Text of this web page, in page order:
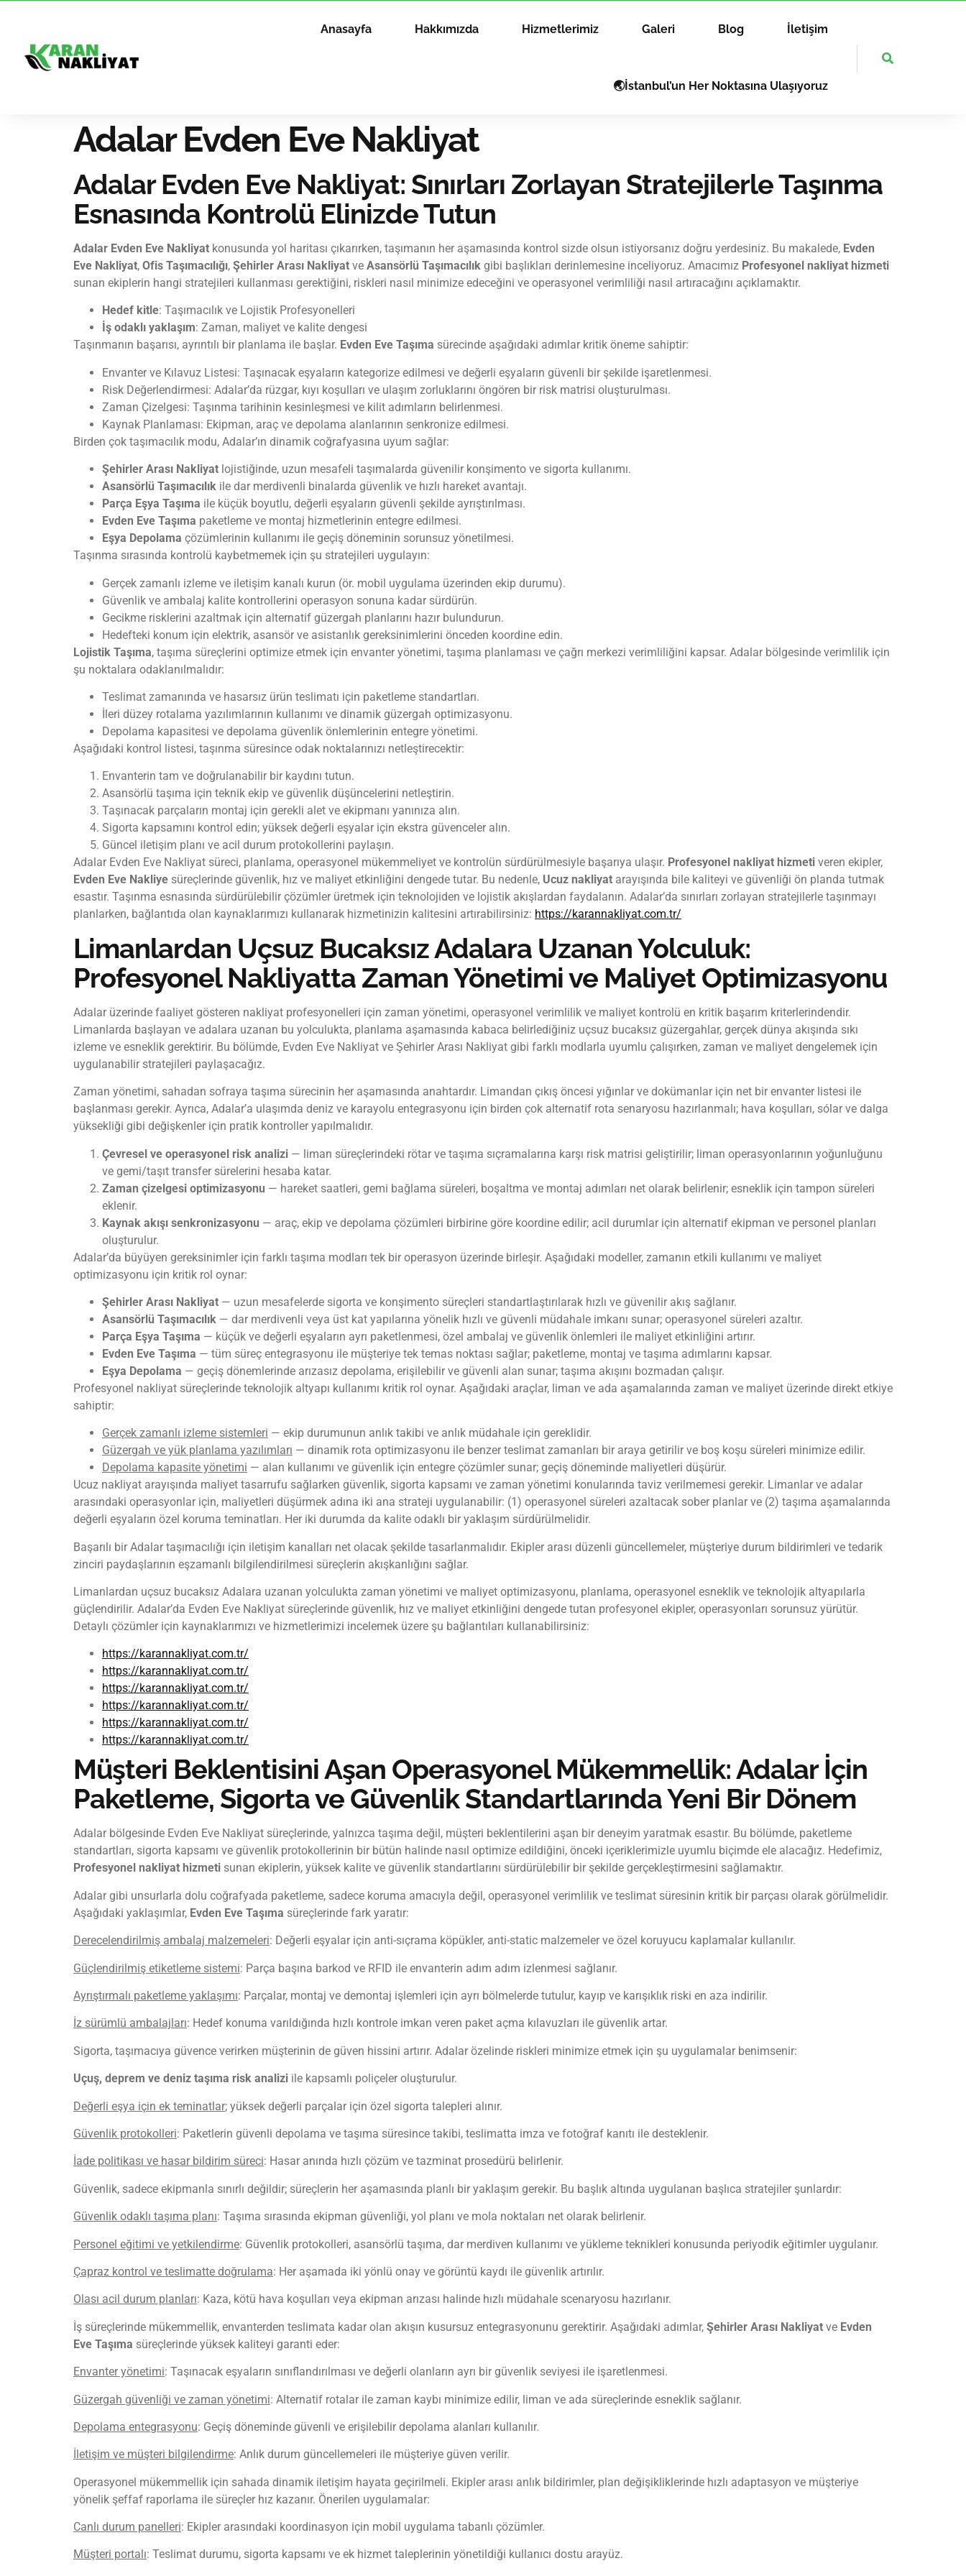
Anasayfa Hakkımızda Hizmetlerimiz Galeri Blog İletişim
🌏İstanbul’un Her Noktasına Ulaşıyoruz
Adalar Evden Eve Nakliyat
Adalar Evden Eve Nakliyat: Sınırları Zorlayan Stratejilerle Taşınma
Esnasında Kontrolü Elinizde Tutun
Adalar Evden Eve Nakliyat konusunda yol haritası çıkarırken, taşımanın her aşamasında kontrol sizde olsun istiyorsanız doğru yerdesiniz. Bu makalede, Evden
Eve Nakliyat, Ofis Taşımacılığı, Şehirler Arası Nakliyat ve Asansörlü Taşımacılık gibi başlıkları derinlemesine inceliyoruz. Amacımız Profesyonel nakliyat hizmeti
sunan ekiplerin hangi stratejileri kullanması gerektiğini, riskleri nasıl minimize edeceğini ve operasyonel verimliliği nasıl artıracağını açıklamaktır.
Hedef kitle: Taşımacılık ve Lojistik Profesyonelleri
İş odaklı yaklaşım: Zaman, maliyet ve kalite dengesi
Taşınmanın başarısı, ayrıntılı bir planlama ile başlar. Evden Eve Taşıma sürecinde aşağıdaki adımlar kritik öneme sahiptir:
Envanter ve Kılavuz Listesi: Taşınacak eşyaların kategorize edilmesi ve değerli eşyaların güvenli bir şekilde işaretlenmesi.
Risk Değerlendirmesi: Adalar’da rüzgar, kıyı koşulları ve ulaşım zorluklarını öngören bir risk matrisi oluşturulması.
Zaman Çizelgesi: Taşınma tarihinin kesinleşmesi ve kilit adımların belirlenmesi.
Kaynak Planlaması: Ekipman, araç ve depolama alanlarının senkronize edilmesi.
Birden çok taşımacılık modu, Adalar’ın dinamik coğrafyasına uyum sağlar:
Şehirler Arası Nakliyat lojistiğinde, uzun mesafeli taşımalarda güvenilir konşimento ve sigorta kullanımı.
Asansörlü Taşımacılık ile dar merdivenli binalarda güvenlik ve hızlı hareket avantajı.
Parça Eşya Taşıma ile küçük boyutlu, değerli eşyaların güvenli şekilde ayrıştırılması.
Evden Eve Taşıma paketleme ve montaj hizmetlerinin entegre edilmesi.
Eşya Depolama çözümlerinin kullanımı ile geçiş döneminin sorunsuz yönetilmesi.
Taşınma sırasında kontrolü kaybetmemek için şu stratejileri uygulayın:
Gerçek zamanlı izleme ve iletişim kanalı kurun (ör. mobil uygulama üzerinden ekip durumu).
Güvenlik ve ambalaj kalite kontrollerini operasyon sonuna kadar sürdürün.
Gecikme risklerini azaltmak için alternatif güzergah planlarını hazır bulundurun.
Hedefteki konum için elektrik, asansör ve asistanlık gereksinimlerini önceden koordine edin.
Lojistik Taşıma, taşıma süreçlerini optimize etmek için envanter yönetimi, taşıma planlaması ve çağrı merkezi verimliliğini kapsar. Adalar bölgesinde verimlilik için
şu noktalara odaklanılmalıdır:
Teslimat zamanında ve hasarsız ürün teslimatı için paketleme standartları.
İleri düzey rotalama yazılımlarının kullanımı ve dinamik güzergah optimizasyonu.
Depolama kapasitesi ve depolama güvenlik önlemlerinin entegre yönetimi.
Aşağıdaki kontrol listesi, taşınma süresince odak noktalarınızı netleştirecektir:
Envanterin tam ve doğrulanabilir bir kaydını tutun.
Asansörlü taşıma için teknik ekip ve güvenlik düşüncelerini netleştirin.
Taşınacak parçaların montaj için gerekli alet ve ekipmanı yanınıza alın.
Sigorta kapsamını kontrol edin; yüksek değerli eşyalar için ekstra güvenceler alın.
Güncel iletişim planı ve acil durum protokollerini paylaşın.
Adalar Evden Eve Nakliyat süreci, planlama, operasyonel mükemmeliyet ve kontrolün sürdürülmesiyle başarıya ulaşır. Profesyonel nakliyat hizmeti veren ekipler,
Evden Eve Nakliye süreçlerinde güvenlik, hız ve maliyet etkinliğini dengede tutar. Bu nedenle, Ucuz nakliyat arayışında bile kaliteyi ve güvenliği ön planda tutmak
esastır. Taşınma esnasında sürdürülebilir çözümler üretmek için teknolojiden ve lojistik akışlardan faydalanın. Adalar’da sınırları zorlayan stratejilerle taşınmayı
planlarken, bağlantıda olan kaynaklarımızı kullanarak hizmetinizin kalitesini artırabilirsiniz: https://karannakliyat.com.tr/
Limanlardan Uçsuz Bucaksız Adalara Uzanan Yolculuk:
Profesyonel Nakliyatta Zaman Yönetimi ve Maliyet Optimizasyonu
Adalar üzerinde faaliyet gösteren nakliyat profesyonelleri için zaman yönetimi, operasyonel verimlilik ve maliyet kontrolü en kritik başarım kriterlerindendir.
Limanlarda başlayan ve adalara uzanan bu yolculukta, planlama aşamasında kabaca belirlediğiniz uçsuz bucaksız güzergahlar, gerçek dünya akışında sıkı
izleme ve esneklik gerektirir. Bu bölümde, Evden Eve Nakliyat ve Şehirler Arası Nakliyat gibi farklı modlarla uyumlu çalışırken, zaman ve maliyet dengelemek için
uygulanabilir stratejileri paylaşacağız.
Zaman yönetimi, sahadan sofraya taşıma sürecinin her aşamasında anahtardır. Limandan çıkış öncesi yığınlar ve dokümanlar için net bir envanter listesi ile
başlanması gerekir. Ayrıca, Adalar’a ulaşımda deniz ve karayolu entegrasyonu için birden çok alternatif rota senaryosu hazırlanmalı; hava koşulları, sólar ve dalga
yüksekliği gibi değişkenler için pratik kontroller yapılmalıdır.
Çevresel ve operasyonel risk analizi — liman süreçlerindeki rötar ve taşıma sıçramalarına karşı risk matrisi geliştirilir; liman operasyonlarının yoğunluğunu
ve gemi/taşıt transfer sürelerini hesaba katar.
Zaman çizelgesi optimizasyonu — hareket saatleri, gemi bağlama süreleri, boşaltma ve montaj adımları net olarak belirlenir; esneklik için tampon süreleri
eklenir.
Kaynak akışı senkronizasyonu — araç, ekip ve depolama çözümleri birbirine göre koordine edilir; acil durumlar için alternatif ekipman ve personel planları
oluşturulur.
Adalar’da büyüyen gereksinimler için farklı taşıma modları tek bir operasyon üzerinde birleşir. Aşağıdaki modeller, zamanın etkili kullanımı ve maliyet
optimizasyonu için kritik rol oynar:
Şehirler Arası Nakliyat — uzun mesafelerde sigorta ve konşimento süreçleri standartlaştırılarak hızlı ve güvenilir akış sağlanır.
Asansörlü Taşımacılık — dar merdivenli veya üst kat yapılarına yönelik hızlı ve güvenli müdahale imkanı sunar; operasyonel süreleri azaltır.
Parça Eşya Taşıma — küçük ve değerli eşyaların ayrı paketlenmesi, özel ambalaj ve güvenlik önlemleri ile maliyet etkinliğini artırır.
Evden Eve Taşıma — tüm süreç entegrasyonu ile müşteriye tek temas noktası sağlar; paketleme, montaj ve taşıma adımlarını kapsar.
Eşya Depolama — geçiş dönemlerinde arızasız depolama, erişilebilir ve güvenli alan sunar; taşıma akışını bozmadan çalışır.
Profesyonel nakliyat süreçlerinde teknolojik altyapı kullanımı kritik rol oynar. Aşağıdaki araçlar, liman ve ada aşamalarında zaman ve maliyet üzerinde direkt etkiye
sahiptir:
Gerçek zamanlı izleme sistemleri — ekip durumunun anlık takibi ve anlık müdahale için gereklidir.
Güzergah ve yük planlama yazılımları — dinamik rota optimizasyonu ile benzer teslimat zamanları bir araya getirilir ve boş koşu süreleri minimize edilir.
Depolama kapasite yönetimi — alan kullanımı ve güvenlik için entegre çözümler sunar; geçiş döneminde maliyetleri düşürür.
Ucuz nakliyat arayışında maliyet tasarrufu sağlarken güvenlik, sigorta kapsamı ve zaman yönetimi konularında taviz verilmemesi gerekir. Limanlar ve adalar
arasındaki operasyonlar için, maliyetleri düşürmek adına iki ana strateji uygulanabilir: (1) operasyonel süreleri azaltacak sober planlar ve (2) taşıma aşamalarında
değerli eşyaların özel koruma teminatları. Her iki durumda da kalite odaklı bir yaklaşım sürdürülmelidir.
Başarılı bir Adalar taşımacılığı için iletişim kanalları net olacak şekilde tasarlanmalıdır. Ekipler arası düzenli güncellemeler, müşteriye durum bildirimleri ve tedarik
zinciri paydaşlarının eşzamanlı bilgilendirilmesi süreçlerin akışkanlığını sağlar.
Limanlardan uçsuz bucaksız Adalara uzanan yolculukta zaman yönetimi ve maliyet optimizasyonu, planlama, operasyonel esneklik ve teknolojik altyapılarla
güçlendirilir. Adalar’da Evden Eve Nakliyat süreçlerinde güvenlik, hız ve maliyet etkinliğini dengede tutan profesyonel ekipler, operasyonları sorunsuz yürütür.
Detaylı çözümler için kaynaklarımızı ve hizmetlerimizi incelemek üzere şu bağlantıları kullanabilirsiniz:
https://karannakliyat.com.tr/
https://karannakliyat.com.tr/
https://karannakliyat.com.tr/
https://karannakliyat.com.tr/
https://karannakliyat.com.tr/
https://karannakliyat.com.tr/
Müşteri Beklentisini Aşan Operasyonel Mükemmellik: Adalar İçin
Paketleme, Sigorta ve Güvenlik Standartlarında Yeni Bir Dönem
Adalar bölgesinde Evden Eve Nakliyat süreçlerinde, yalnızca taşıma değil, müşteri beklentilerini aşan bir deneyim yaratmak esastır. Bu bölümde, paketleme
standartları, sigorta kapsamı ve güvenlik protokollerinin bir bütün halinde nasıl optimize edildiğini, önceki içeriklerimizle uyumlu biçimde ele alacağız. Hedefimiz,
Profesyonel nakliyat hizmeti sunan ekiplerin, yüksek kalite ve güvenlik standartlarını sürdürülebilir bir şekilde gerçekleştirmesini sağlamaktır.
Adalar gibi unsurlarla dolu coğrafyada paketleme, sadece koruma amacıyla değil, operasyonel verimlilik ve teslimat süresinin kritik bir parçası olarak görülmelidir.
Aşağıdaki yaklaşımlar, Evden Eve Taşıma süreçlerinde fark yaratır:
Derecelendirilmiş ambalaj malzemeleri: Değerli eşyalar için anti-sıçrama köpükler, anti-static malzemeler ve özel koruyucu kaplamalar kullanılır.
Güçlendirilmiş etiketleme sistemi: Parça başına barkod ve RFID ile envanterin adım adım izlenmesi sağlanır.
Ayrıştırmalı paketleme yaklaşımı: Parçalar, montaj ve demontaj işlemleri için ayrı bölmelerde tutulur, kayıp ve karışıklık riski en aza indirilir.
İz sürümlü ambalajları: Hedef konuma varıldığında hızlı kontrole imkan veren paket açma kılavuzları ile güvenlik artar.
Sigorta, taşımacıya güvence verirken müşterinin de güven hissini artırır. Adalar özelinde riskleri minimize etmek için şu uygulamalar benimsenir:
Uçuş, deprem ve deniz taşıma risk analizi ile kapsamlı poliçeler oluşturulur.
Değerli eşya için ek teminatlar; yüksek değerli parçalar için özel sigorta talepleri alınır.
Güvenlik protokolleri: Paketlerin güvenli depolama ve taşıma süresince takibi, teslimatta imza ve fotoğraf kanıtı ile desteklenir.
İade politikası ve hasar bildirim süreci: Hasar anında hızlı çözüm ve tazminat prosedürü belirlenir.
Güvenlik, sadece ekipmanla sınırlı değildir; süreçlerin her aşamasında planlı bir yaklaşım gerekir. Bu başlık altında uygulanan başlıca stratejiler şunlardır:
Güvenlik odaklı taşıma planı: Taşıma sırasında ekipman güvenliği, yol planı ve mola noktaları net olarak belirlenir.
Personel eğitimi ve yetkilendirme: Güvenlik protokolleri, asansörlü taşıma, dar merdiven kullanımı ve yükleme teknikleri konusunda periyodik eğitimler uygulanır.
Çapraz kontrol ve teslimatte doğrulama: Her aşamada iki yönlü onay ve görüntü kaydı ile güvenlik artırılır.
Olası acil durum planları: Kaza, kötü hava koşulları veya ekipman arızası halinde hızlı müdahale scenaryosu hazırlanır.
İş süreçlerinde mükemmellik, envanterden teslimata kadar olan akışın kusursuz entegrasyonunu gerektirir. Aşağıdaki adımlar, Şehirler Arası Nakliyat ve Evden
Eve Taşıma süreçlerinde yüksek kaliteyi garanti eder:
Envanter yönetimi: Taşınacak eşyaların sınıflandırılması ve değerli olanların ayrı bir güvenlik seviyesi ile işaretlenmesi.
Güzergah güvenliği ve zaman yönetimi: Alternatif rotalar ile zaman kaybı minimize edilir, liman ve ada süreçlerinde esneklik sağlanır.
Depolama entegrasyonu: Geçiş döneminde güvenli ve erişilebilir depolama alanları kullanılır.
İletişim ve müşteri bilgilendirme: Anlık durum güncellemeleri ile müşteriye güven verilir.
Operasyonel mükemmellik için sahada dinamik iletişim hayata geçirilmeli. Ekipler arası anlık bildirimler, plan değişikliklerinde hızlı adaptasyon ve müşteriye
yönelik şeffaf raporlama ile süreçler hız kazanır. Önerilen uygulamalar:
Canlı durum panelleri: Ekipler arasındaki koordinasyon için mobil uygulama tabanlı çözümler.
Müşteri portalı: Teslimat durumu, sigorta kapsamı ve ek hizmet taleplerinin yönetildiği kullanıcı dostu arayüz.